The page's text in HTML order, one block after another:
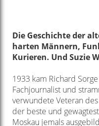
Die Geschichte der
harten Männern,
Kurieren. Und Suzie
1933 kam Richard
Fachjournalist und
verwundete Veteran
der beste und
Moskau jemals